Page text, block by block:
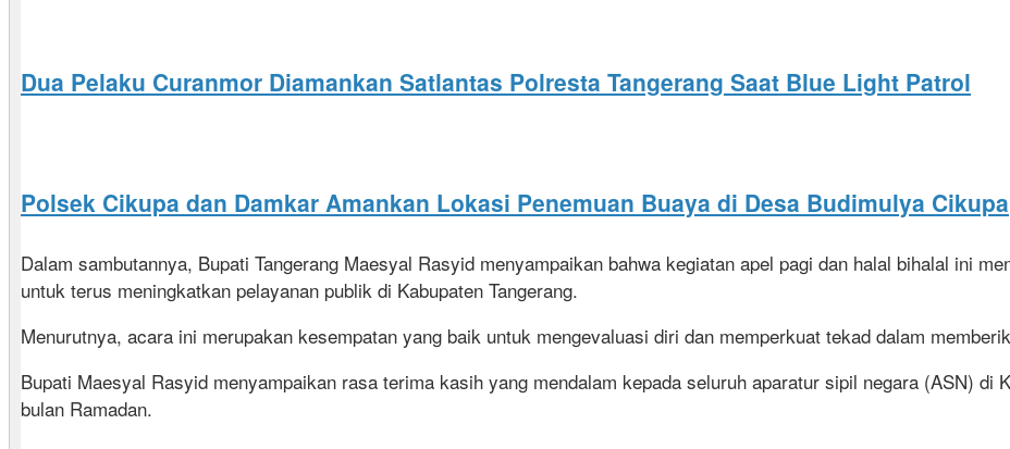
Dua Pelaku Curanmor Diamankan Satlantas Polresta Tangerang Saat Blue Light Patrol
Polsek Cikupa dan Damkar Amankan Lokasi Penemuan Buaya di Desa Budimulya Cikupa
Dalam sambutannya, Bupati Tangerang Maesyal Rasyid menyampaikan bahwa kegiatan apel pagi dan halal bihalal ini
untuk terus meningkatkan pelayanan publik di Kabupaten Tangerang.
Menurutnya, acara ini merupakan kesempatan yang baik untuk mengevaluasi diri dan memperkuat tekad dalam
Bupati Maesyal Rasyid menyampaikan rasa terima kasih yang mendalam kepada seluruh aparatur sipil negara (ASN) di
bulan Ramadan.